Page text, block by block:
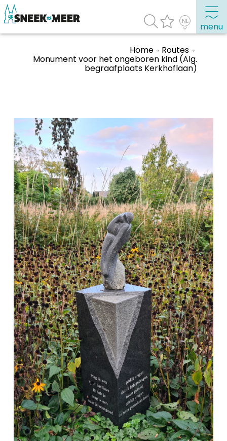
menu
Toeristische informatie
Bezienswaardigheden
Winkelen, uitgaan en doen
Eten, drinken & uitgaan
Watersport
Overnachten
Winkelen
En meer
Arrangementen
Jouw Sneek
De Friese meren
Other languages
UITagenda
Routes
Veel bezochte pagina's:
Top 10 leuke dingen
Home Routes
Monument voor het ongeboren kind (Alg.
begraafplaats Kerkhoflaan)